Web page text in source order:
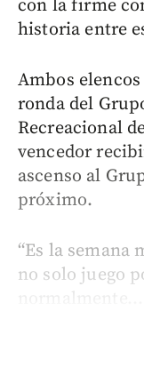
con la firme
historia entre
Ambos
ronda del
Recreacional
vencedor
ascenso al
próximo.
“Es la semana
no solo juego
normalmente...